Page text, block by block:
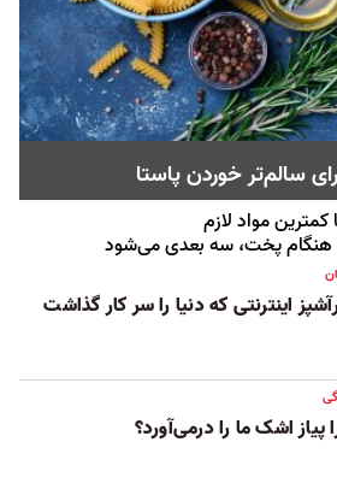
سالم‌تر خوردن پاستا
مواد لازم
هنگام پخت، سه بعدی می‌شود
اینترنتی که دنیا را سر کار گذاشت
پیاز اشک ما را درمی‌آورد؟